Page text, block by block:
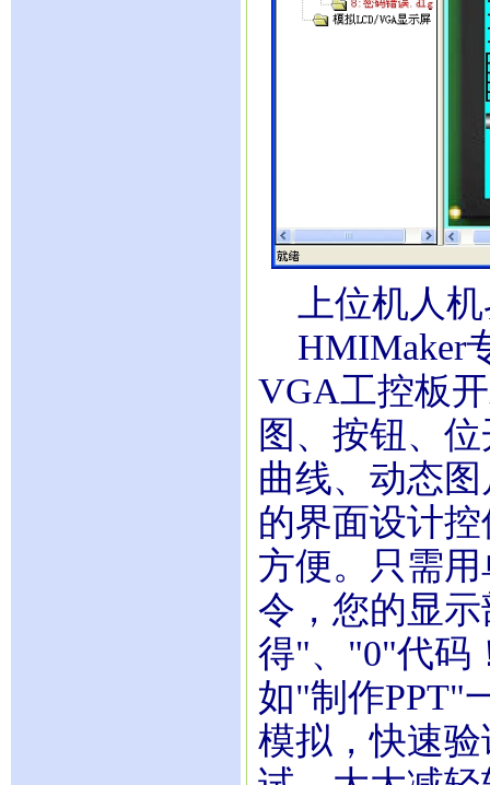
上位机人机
HMIMaker
VGA工控板
图、按钮、
曲线、动态
的界面设计
方便。只需
令，您的显
得"、"0"代码
如"制作PPT"
模拟，快速